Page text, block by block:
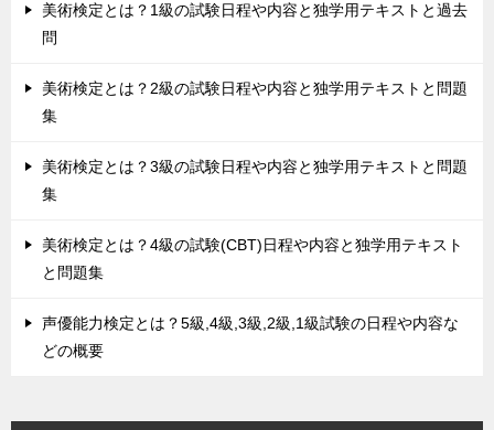
美術検定とは？1級の試験日程や内容と独学用テキストと過去
問
美術検定とは？2級の試験日程や内容と独学用テキストと問題
集
美術検定とは？3級の試験日程や内容と独学用テキストと問題
集
美術検定とは？4級の試験(CBT)日程や内容と独学用テキスト
と問題集
声優能力検定とは？5級,4級,3級,2級,1級試験の日程や内容な
どの概要